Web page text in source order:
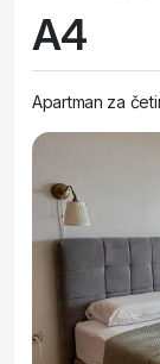
A4
Apartman za